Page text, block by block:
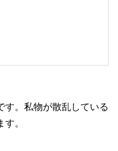
す。私物が散乱している
。